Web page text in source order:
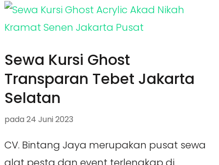
Sewa Kursi Ghost
Transparan Tebet Jakarta
Selatan
pada 24 Juni 2023
CV. Bintang Jaya merupakan pusat sewa